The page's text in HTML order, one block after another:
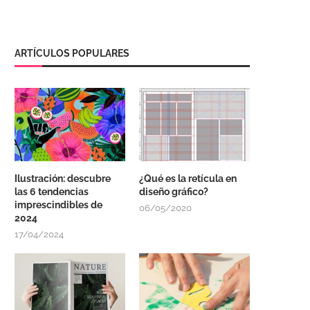
ARTÍCULOS POPULARES
Ilustración: descubre
las 6 tendencias
imprescindibles de
2024
17/04/2024
¿Qué es la retícula en
diseño gráfico?
06/05/2020